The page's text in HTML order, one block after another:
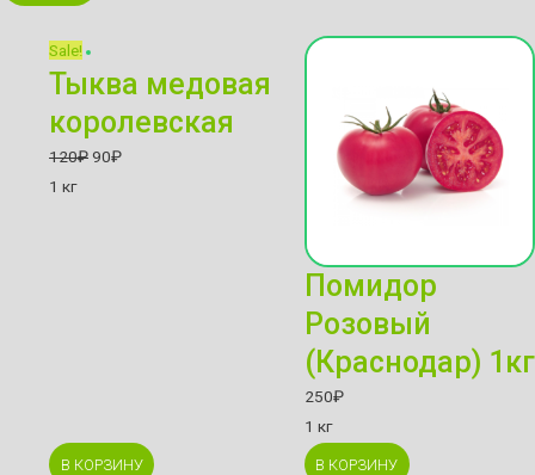
quantity
Sale!
Тыква медовая
королевская
120₽ 90₽
1 кг
В КОРЗИНУ
Помидор
Розовый
(Краснодар) 1кг
250₽
1 кг
В КОРЗИНУ